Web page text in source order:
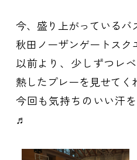
今、盛り上がっているバ
秋田ノーザンゲートスク
以前より、少しずつレ
熱したプレーを見せてく
今回も気持ちのいい汗
♬